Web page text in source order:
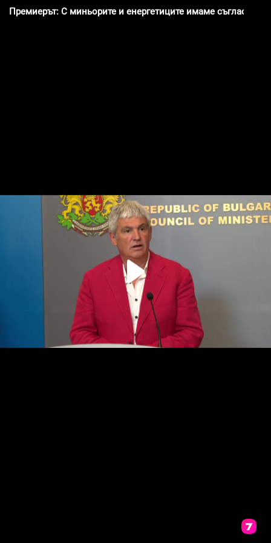
Премиерът: С миньорите и енергетиците имаме съгласие